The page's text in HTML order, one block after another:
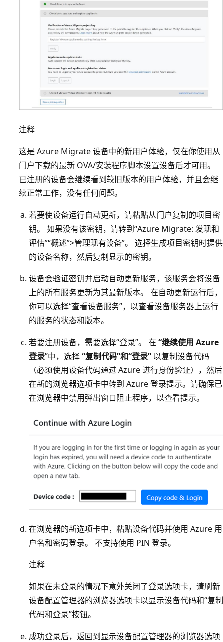
注释
这是 Azure Migrate 设备中的新用户体验，仅在你使用从
门户下载的最新 OVA/安装程序脚本设置设备后才可用。
已注册的设备会继续看到较旧版本的用户体验，并且会继
续正常工作，没有任何问题。
若要使设备运行自动更新，请粘贴从门户复制的项目密
钥。 如果没有该密钥，请转到“Azure Migrate: 发现和
评估”“概述”>管理现有设备”。 选择生成项目密钥时提供
的设备名称，然后复制显示的密钥。
设备会验证密钥并启动自动更新服务，该服务会将设备
上的所有服务更新为其最新版本。 在自动更新运行后，
你可以选择“查看设备服务”，以查看设备服务器上运行
的服务的状态和版本。
若要注册设备，需要选择“登录”。 在 “继续使用 Azure
登录”中，选择“复制代码”和“登录” 以复制设备代码
（必须使用设备代码通过 Azure 进行身份验证），然后
在新的浏览器选项卡中转到 Azure 登录提示。请确保已
在浏览器中禁用弹出窗口阻止程序，以查看提示。
在浏览器的新选项卡中，粘贴设备代码并使用 Azure 用
户名和密码登录。 不支持使用 PIN 登录。
注释
如果在未登录的情况下意外关闭了登录选项卡，请刷新
设备配置管理器的浏览器选项卡以显示设备代码和“复制
代码和登录”按钮。
成功登录后，返回到显示设备配置管理器的浏览器选项